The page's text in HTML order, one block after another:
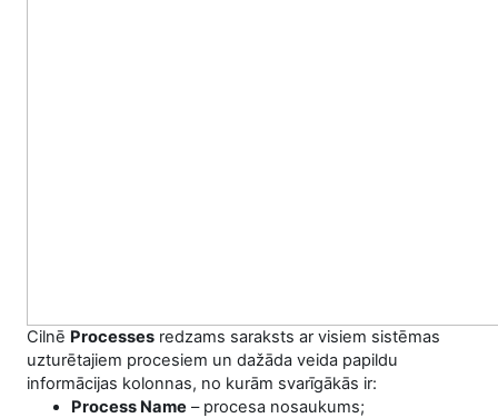
Cilnē Processes redzams saraksts ar visiem sistēmas
uzturētajiem procesiem un dažāda veida papildu
informācijas kolonnas, no kurām svarīgākās ir:
Process Name – procesa nosaukums;